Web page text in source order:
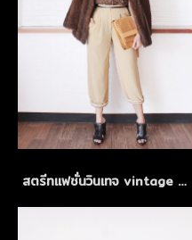
สตรีทแฟชั่นวินเทจ vintage mix and match